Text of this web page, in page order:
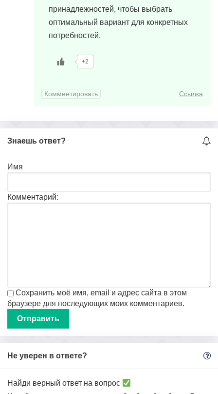
принадлежностей, чтобы выбрать
оптимальный вариант для конкретных
потребностей.
+2
Комментировать Ссылка
Знаешь ответ?
Имя
Комментарий:
Сохранить моё имя, email и адрес сайта в этом
браузере для последующих моих комментариев.
Не уверен в ответе?
Найди верный ответ на вопрос